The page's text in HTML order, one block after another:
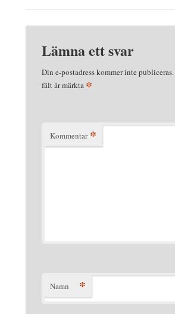
Lämna ett svar
Din e-postadress kommer inte publiceras.
fält är märkta *
Kommentar *
Namn *